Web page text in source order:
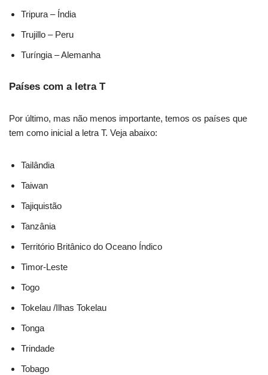
Tripura – Índia
Trujillo – Peru
Turíngia – Alemanha
Países com a letra T
Por último, mas não menos importante, temos os países que
tem como inicial a letra T. Veja abaixo:
Tailândia
Taiwan
Tajiquistão
Tanzânia
Território Britânico do Oceano Índico
Timor-Leste
Togo
Tokelau /Ilhas Tokelau
Tonga
Trindade
Tobago